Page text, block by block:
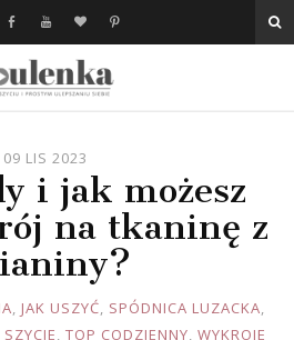
09 LIS 2023
i jak możesz
na tkaninę z
, JAK USZYĆ, SPÓDNICA LUZACKA,
SZYCIE, TOP CODZIENNY, WYKROJE